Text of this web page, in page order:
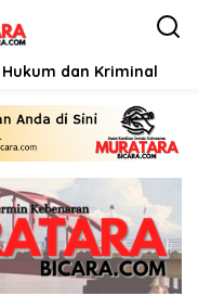
Hukum dan Kriminal